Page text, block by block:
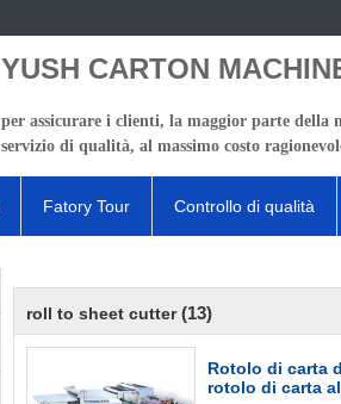
YUSH CARTON
per assicurare i clienti, la maggior parte della
servizio di qualità, al massimo costo
Fatory Tour Controllo di qualità
roll to sheet cutter (13)
Rotolo di carta
rotolo di carta